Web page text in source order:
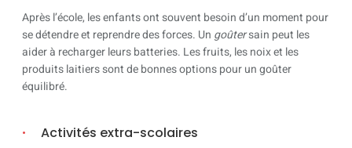
Après l’école, les enfants ont souvent besoin d’un moment pour
se détendre et reprendre des forces. Un goûtersain peut les
aider à recharger leurs batteries. Les fruits, les noix et les
produits laitiers sont de bonnes options pour un goûter
équilibré.
Activités extra-scolaires